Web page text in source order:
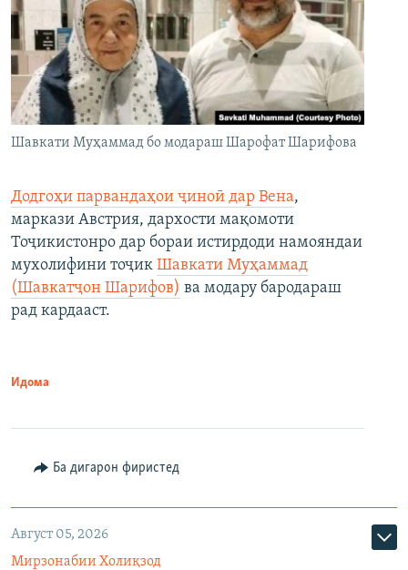
Шавкати Муҳаммад бо модараш Шарофат Шарифова
Додгоҳи парвандаҳои ҷиноӣ дар Вена,
маркази Австрия, дархости мақомоти
Тоҷикистонро дар бораи истирдоди намояндаи
мухолифини тоҷик Шавкати Муҳаммад
(Шавкатҷон Шарифов) ва модару бародараш
рад кардааст.
Идома
Ба дигарон фиристед
Август 05, 2026
Мирзонабии Холиқзод